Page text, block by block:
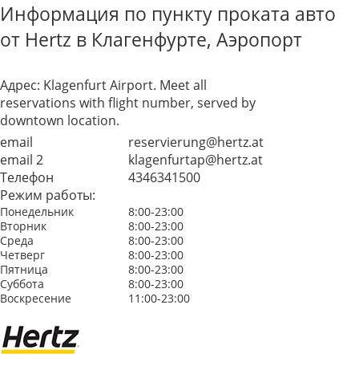
Информация по пункту проката авто
от Hertz в Клагенфурте, Аэропорт
Адрес: Klagenfurt Airport. Meet all
reservations with flight number, served by
downtown location.
email
reservierung@hertz.at
email 2
klagenfurtap@hertz.at
Телефон
4346341500
Режим работы:
Понедельник
8:00-23:00
Вторник
8:00-23:00
Среда
8:00-23:00
Четверг
8:00-23:00
Пятница
8:00-23:00
Суббота
8:00-23:00
Воскресение
11:00-23:00